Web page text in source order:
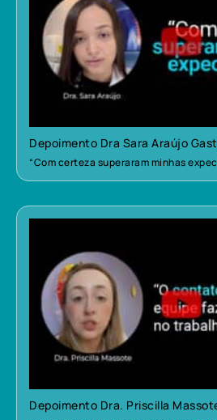
Depoimento Dra Sara Araújo
“Com certeza superaram minhas
Depoimento Dra. Priscilla